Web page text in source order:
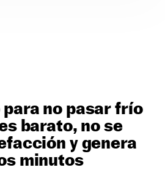
no pasar frío
barato, no se
y genera
minutos